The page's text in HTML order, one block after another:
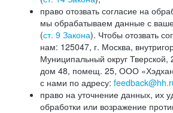
право отозвать согласие на
мы обрабатываем данные с
(ст. 9 Закона). Чтобы отозвать
нам: 125047, г. Москва,
Муниципальный округ Тверской,
дом 48, помещ. 25, ООО
с нами по адресу:
право на уточнение данных, их
обработки или возражение